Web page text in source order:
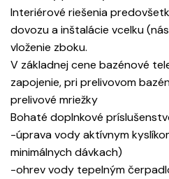
Interiérové riešenia
dovozu a inštalácie vcelku
vloženie zboku.
V základnej cene bazénové
zapojenie, pri prelivovom
prelivové mriežky
Bohaté doplnkové
-úprava vody aktívnym
minimálnych dávkach)
-ohrev vody tepelným